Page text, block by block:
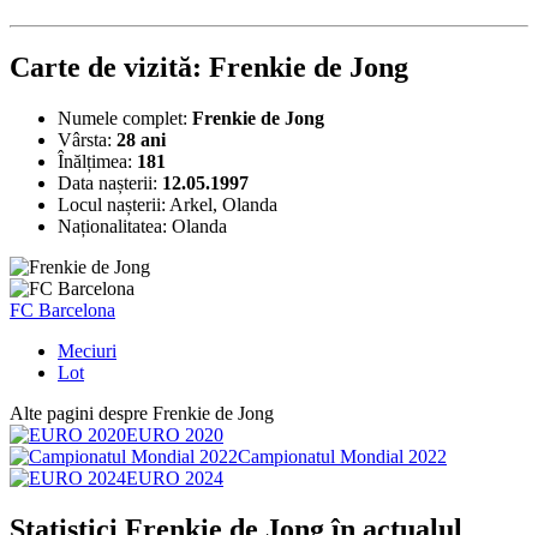
Carte de vizită: Frenkie de Jong
Numele complet: Frenkie de Jong
Vârsta: 28 ani
Înălțimea: 181
Data nașterii: 12.05.1997
Locul nașterii: Arkel, Olanda
Naționalitatea: Olanda
FC Barcelona
Meciuri
Lot
Alte pagini despre Frenkie de Jong
EURO 2020
Campionatul Mondial 2022
EURO 2024
Statistici Frenkie de Jong în actualul